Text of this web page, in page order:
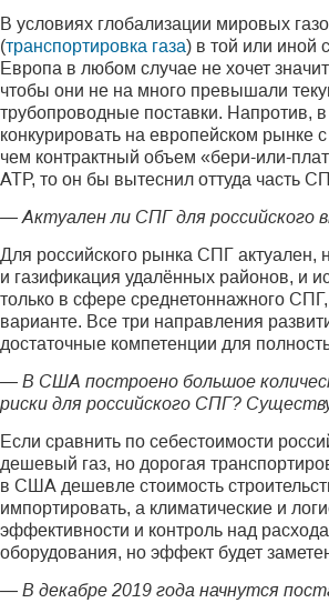
В условиях глобализации мировых
(транспортировка газа) в той или иной
Европа в любом случае не хочет
чтобы они не на много превышали
трубопроводные поставки. Напротив,
конкурировать на европейском рынке
чем контрактный объем «бери-или-
АТР, то он бы вытеснил оттуда часть
— Актуален ли СПГ для российского
Для российского рынка СПГ
и газификация удалённых районов, и
только в сфере среднетоннажного
варианте. Все три направления
достаточные компетенции для
— В США построено большое
риски для российского СПГ?
Если сравнить по себестоимости
дешевый газ, но дорогая
в США дешевле стоимость
импортировать, а климатические и
эффективности и контроль над
оборудования, но эффект будет
— В декабре 2019 года начнутся